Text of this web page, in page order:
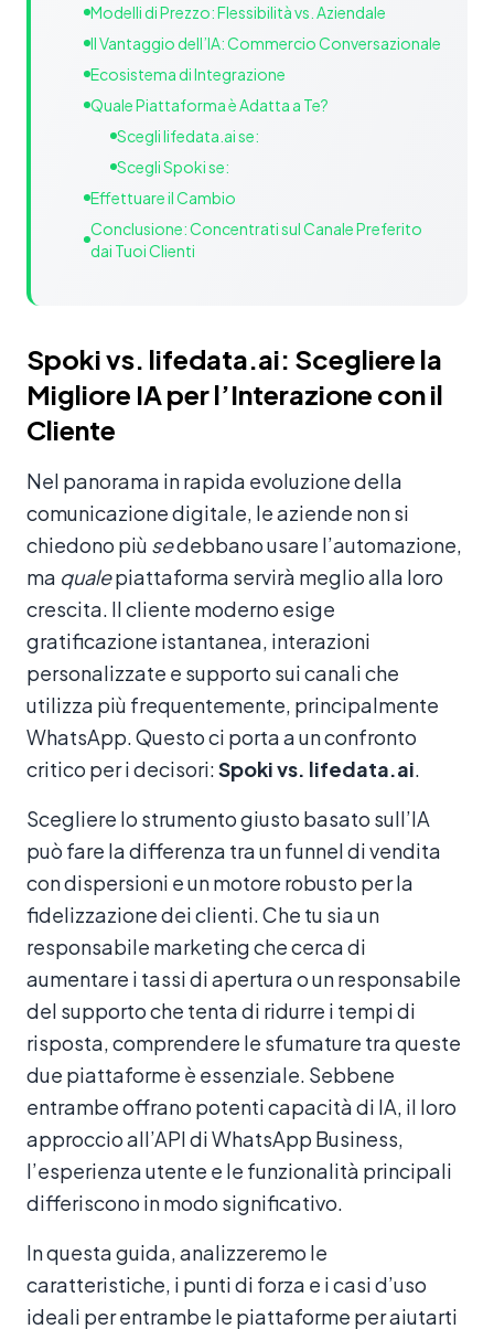
Modelli di Prezzo: Flessibilità vs. Aziendale
Il Vantaggio dell’IA: Commercio Conversazionale
Ecosistema di Integrazione
Quale Piattaforma è Adatta a Te?
Scegli lifedata.ai se:
Scegli Spoki se:
Effettuare il Cambio
Conclusione: Concentrati sul Canale Preferito
dai Tuoi Clienti
Spoki vs. lifedata.ai: Scegliere la
Migliore IA per l’Interazione con il
Cliente
Nel panorama in rapida evoluzione della
comunicazione digitale, le aziende non si
chiedono più sedebbano usare l’automazione,
ma qualepiattaforma servirà meglio alla loro
crescita. Il cliente moderno esige
gratificazione istantanea, interazioni
personalizzate e supporto sui canali che
utilizza più frequentemente, principalmente
WhatsApp. Questo ci porta a un confronto
critico per i decisori:Spoki vs. lifedata.ai.
Scegliere lo strumento giusto basato sull’IA
può fare la differenza tra un funnel di vendita
con dispersioni e un motore robusto per la
fidelizzazione dei clienti. Che tu sia un
responsabile marketing che cerca di
aumentare i tassi di apertura o un responsabile
del supporto che tenta di ridurre i tempi di
risposta, comprendere le sfumature tra queste
due piattaforme è essenziale. Sebbene
entrambe offrano potenti capacità di IA, il loro
approccio all’API di WhatsApp Business,
l’esperienza utente e le funzionalità principali
differiscono in modo significativo.
In questa guida, analizzeremo le
caratteristiche, i punti di forza e i casi d’uso
ideali per entrambe le piattaforme per aiutarti